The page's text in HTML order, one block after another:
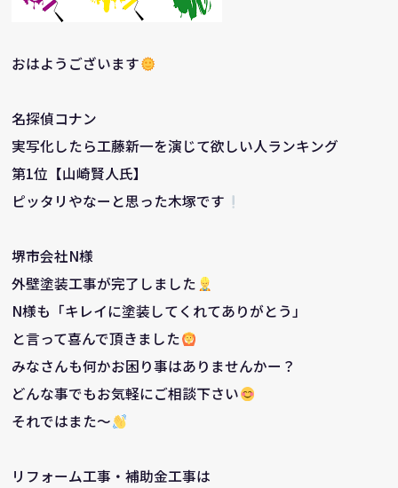
おはようございます
名探偵コナン
実写化したら工藤新一を演じて欲しい人ランキング
第1位【山崎賢人氏】
ピッタリやなーと思った木塚です
堺市会社N様
外壁塗装工事が完了しました
N様も「キレイに塗装してくれてありがとう」
と言って喜んで頂きました
みなさんも何かお困り事はありませんかー？
どんな事でもお気軽にご相談下さい
それではまた～
リフォーム工事・補助金工事は